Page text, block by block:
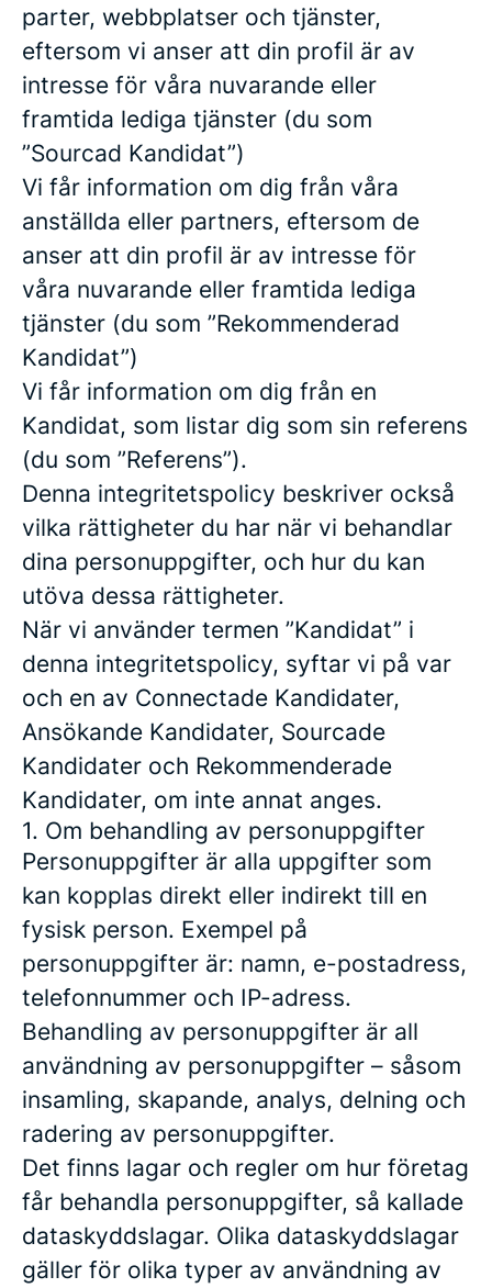
parter, webbplatser och tjänster,
eftersom vi anser att din profil är av
intresse för våra nuvarande eller
framtida lediga tjänster (du som
”Sourcad Kandidat”)
Vi får information om dig från våra
anställda eller partners, eftersom de
anser att din profil är av intresse för
våra nuvarande eller framtida lediga
tjänster (du som ”Rekommenderad
Kandidat”)
Vi får information om dig från en
Kandidat, som listar dig som sin referens
(du som ”Referens”).
Denna integritetspolicy beskriver också
vilka rättigheter du har när vi behandlar
dina personuppgifter, och hur du kan
utöva dessa rättigheter.
När vi använder termen ”Kandidat” i
denna integritetspolicy, syftar vi på var
och en av Connectade Kandidater,
Ansökande Kandidater, Sourcade
Kandidater och Rekommenderade
Kandidater, om inte annat anges.
1. Om behandling av personuppgifter
Personuppgifter är alla uppgifter som
kan kopplas direkt eller indirekt till en
fysisk person. Exempel på
personuppgifter är: namn, e-postadress,
telefonnummer och IP-adress.
Behandling av personuppgifter är all
användning av personuppgifter – såsom
insamling, skapande, analys, delning och
radering av personuppgifter.
Det finns lagar och regler om hur företag
får behandla personuppgifter, så kallade
dataskyddslagar. Olika dataskyddslagar
gäller för olika typer av användning av